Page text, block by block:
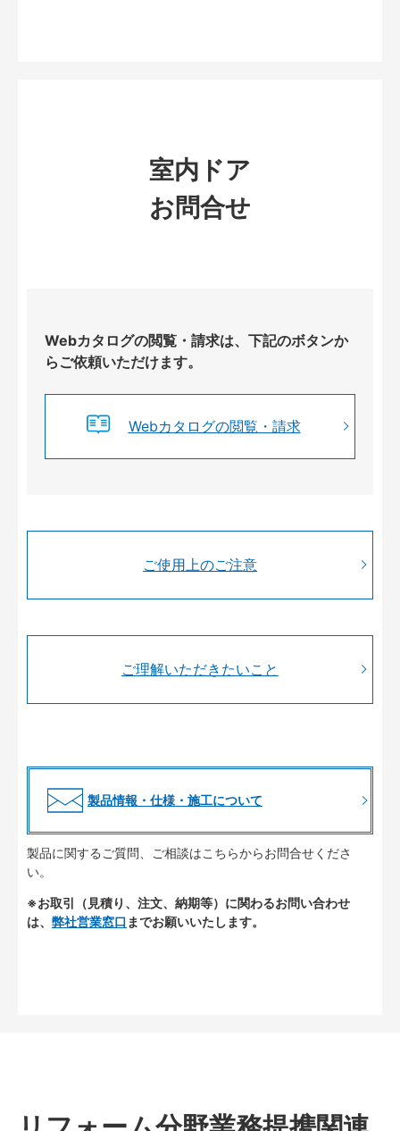
室内ドア
お問合せ
Webカタログの閲覧・請求は、下記のボタンか
らご依頼いただけます。
Webカタログの閲覧・請求
ご使用上のご注意
ご理解いただきたいこと
製品情報・仕様・施工について
製品に関するご質問、ご相談はこちらからお問合せくださ
い。
※お取引（見積り、注文、納期等）に関わるお問い合わせ
は、 弊社営業窓口 までお願いいたします。